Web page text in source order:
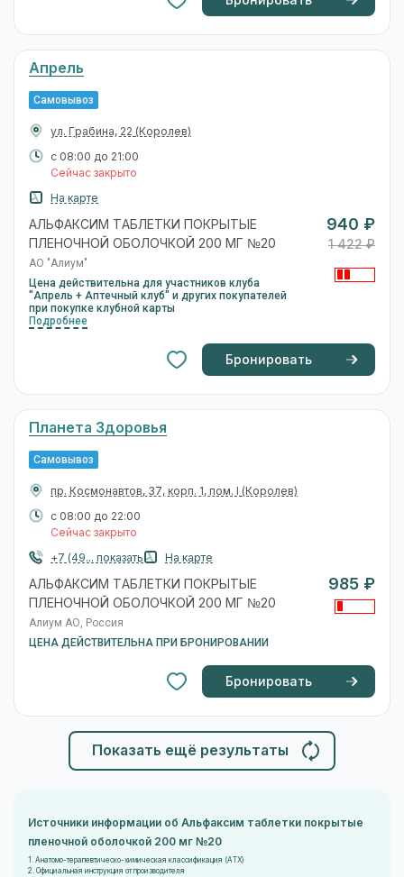
Апрель
Самовывоз
ул. Грабина, 22 (Королев)
с 08:00 до 21:00
Сейчас закрыто
На карте
АЛЬФАКСИМ ТАБЛЕТКИ ПОКРЫТЫЕ
ПЛЕНОЧНОЙ ОБОЛОЧКОЙ 200 МГ №20
АО "Алиум"
Цена действительна для участников клуба
"Апрель + Аптечный клуб" и других покупателей
при покупке клубной карты
Подробнее
940 ₽
1 422 ₽
Бронировать
Планета Здоровья
Самовывоз
пр. Космонавтов, 37, корп. 1, пом. I (Королев)
с 08:00 до 22:00
Сейчас закрыто
+7 (49... показать
На карте
АЛЬФАКСИМ ТАБЛЕТКИ ПОКРЫТЫЕ
ПЛЕНОЧНОЙ ОБОЛОЧКОЙ 200 МГ №20
Алиум АО, Россия
ЦЕНА ДЕЙСТВИТЕЛЬНА ПРИ БРОНИРОВАНИИ
985 ₽
Бронировать
Показать ещё результаты
Источники информации об Альфаксим таблетки покрытые
пленочной оболочкой 200 мг №20
1. Анатомо-терапевтическо-химическая классификация (ATX)
2. Официальная инструкция от производителя